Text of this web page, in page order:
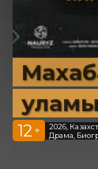
12 +
2026,
Драма,